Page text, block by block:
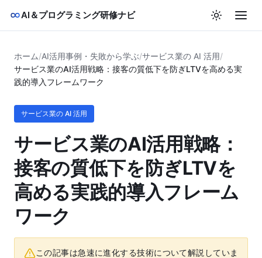
AI＆プログラミング研修ナビ
ホーム/AI活用事例・失敗から学ぶ/サービス業の AI 活用/
サービス業のAI活用戦略：接客の質低下を防ぎLTVを高める実
践的導入フレームワーク
サービス業の AI 活用
サービス業のAI活用戦略：
接客の質低下を防ぎLTVを
高める実践的導入フレーム
ワーク
この記事は急速に進化する技術について解説していま